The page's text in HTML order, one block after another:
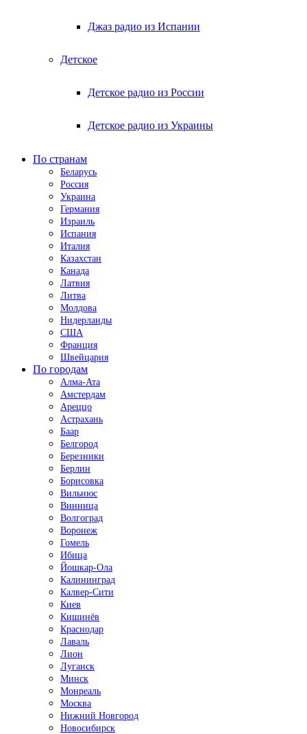
Джаз радио из Испании
Детское
Детское радио из России
Детское радио из Украины
По странам
Беларусь
Россия
Украина
Германия
Израиль
Испания
Италия
Казахстан
Канада
Латвия
Литва
Молдова
Нидерланды
США
Франция
Швейцария
По городам
Алма-Ата
Амстердам
Ареццо
Астрахань
Баар
Белгород
Березники
Берлин
Борисовка
Вильнюс
Винница
Волгоград
Воронеж
Гомель
Ибица
Йошкар-Ола
Калининград
Калвер-Сити
Киев
Кишинёв
Краснодар
Лаваль
Лион
Луганск
Минск
Монреаль
Москва
Нижний Новгород
Новосибирск